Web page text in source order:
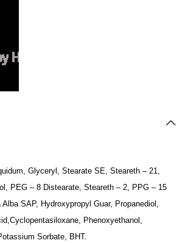
Glyceryl, Stearate SE, Steareth – 21,
PEG – 8 Distearate, Steareth – 2, PPG – 15
SAP, Hydroxypropyl Guar, Propanediol,
Phenoxyethanol,
Sorbate, BHT.